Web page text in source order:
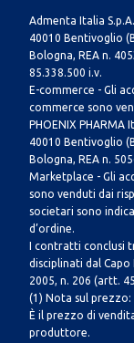
Admenta Italia
40010 Bentivoglio
Bologna, REA n.
85.338.500 i.v.
E-commerce - Gli
commerce sono
PHOENIX
40010 Bentivoglio
Bologna, REA n.
Marketplace - Gli
sono venduti dai
societari sono
d’ordine.
I contratti conclusi
disciplinati dal
2005, n. 206 (artt.
(1) Nota sul
È il prezzo di
produttore.